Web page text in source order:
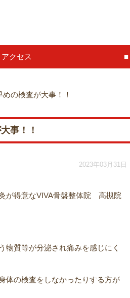
アクセス
の検査が大事！！
事！！
2023年03月31日
が得意なVIVA骨盤整体院 高槻院
物質等が分泌され痛みを感じにく
体の検査をしなかったりする方が